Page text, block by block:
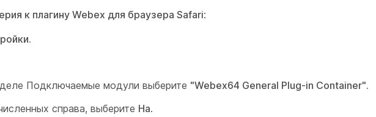
к плагину Webex для браузера Safari:
Подключаемые модули выберите "Webex64 General Plug-in Container".
справа, выберите На.